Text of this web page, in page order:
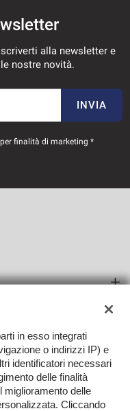
alla newsletter e
nostre novità.
INVIA
finalità di marketing *
in esso integrati
o indirizzi IP) e
identificatori necessari
delle finalità
miglioramento delle
Cliccando